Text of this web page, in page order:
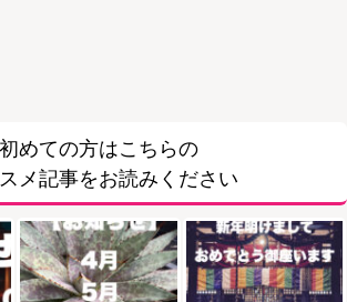
初めての方はこちらの
メ記事をお読みください